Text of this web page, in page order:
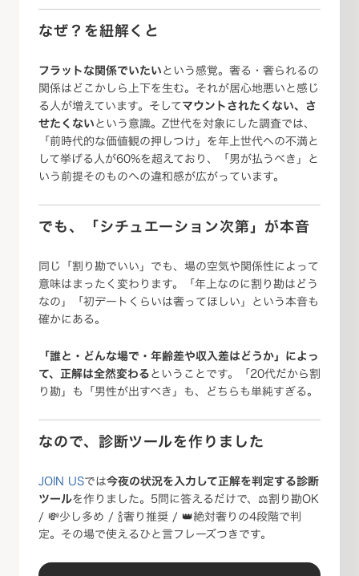
なぜ？を紐解くと
フラットな関係でいたいという感覚。奢る・奢られるの
関係はどこかしら上下を生む。それが居心地悪いと感じ
る人が増えています。そしてマウントされたくない、さ
せたくないという意識。Z世代を対象にした調査では、
「前時代的な価値観の押しつけ」を年上世代への不満と
して挙げる人が60%を超えており、「男が払うべき」と
いう前提そのものへの違和感が広がっています。
でも、「シチュエーション次第」が本音
同じ「割り勘でいい」でも、場の空気や関係性によって
意味はまったく変わります。「年上なのに割り勘はどう
なの」「初デートくらいは奢ってほしい」という本音も
確かにある。
「誰と・どんな場で・年齢差や収入差はどうか」によっ
て、正解は全然変わるということです。「20代だから割
り勘」も「男性が出すべき」も、どちらも単純すぎる。
なので、診断ツールを作りました
JOIN USでは今夜の状況を入力して正解を判定する診断
ツールを作りました。5問に答えるだけで、⚖️割り勘OK
/ 💸少し多め / 🍾奢り推奨 / 👑絶対奢りの4段階で判
定。その場で使えるひと言フレーズつきです。